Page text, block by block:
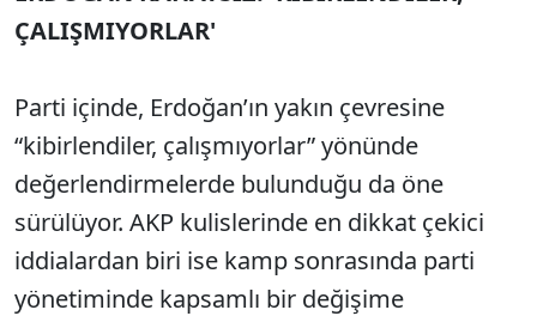
ÇALIŞMIYORLAR'
Parti içinde, Erdoğan’ın yakın çevresine
“kibirlendiler, çalışmıyorlar” yönünde
değerlendirmelerde bulunduğu da öne
sürülüyor. AKP kulislerinde en dikkat çekici
iddialardan biri ise kamp sonrasında parti
yönetiminde kapsamlı bir değişime